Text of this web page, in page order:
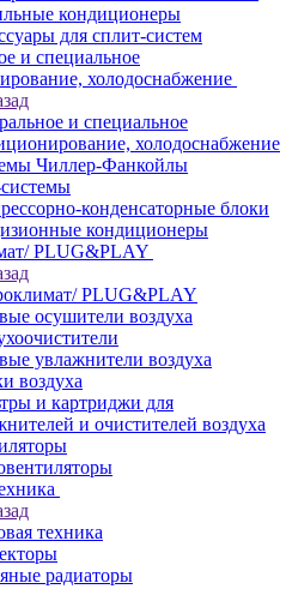
кондиционеры
для сплит-систем
и специальное
холодоснабжение
и специальное
холодоснабжение
Чиллер-Фанкойлы
конденсаторные блоки
кондиционеры
PLUG&PLAY
PLUG&PLAY
осушители воздуха
увлажнители воздуха
воздуха
и картриджи для
и очистителей воздуха
техника
радиаторы